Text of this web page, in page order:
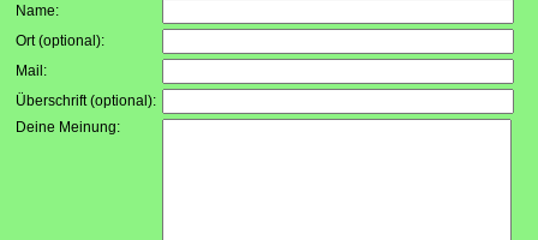
Name:
Ort (optional):
Mail:
Überschrift (optional):
Deine Meinung: